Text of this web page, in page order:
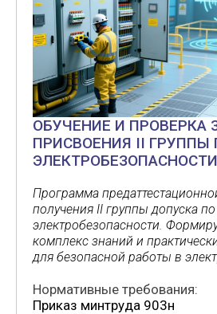
ОБУЧЕНИЕ И ПРОВЕРКА
ПРИСВОЕНИЯ II ГРУППЫ
ЭЛЕКТРОБЕЗОПАСНОСТИ
Программа
получения II группы допуска по
электробезопасности.
комплекс знаний и
для безопасной работы в
Нормативные требования:
Приказ минтруда 903н